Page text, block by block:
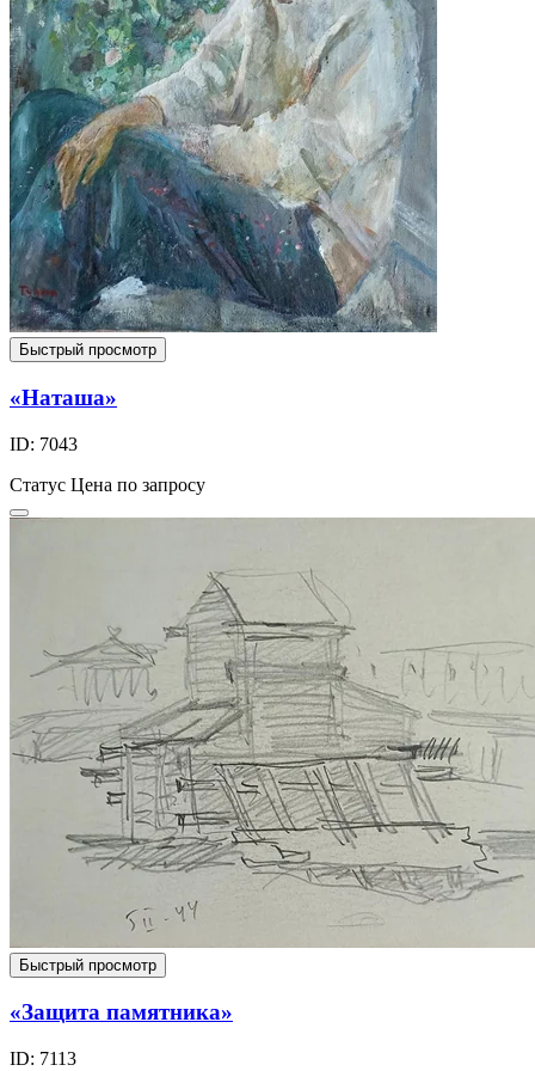
Быстрый просмотр
«Наташа»
ID: 7043
Статус Цена по запросу
Быстрый просмотр
«Защита памятника»
ID: 7113